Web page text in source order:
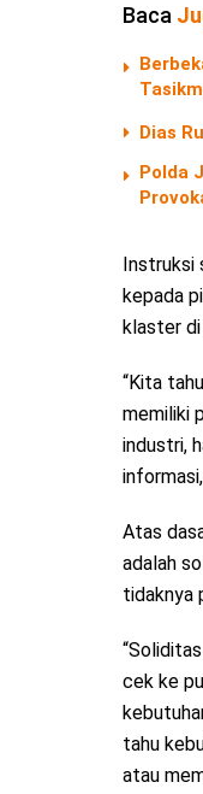
Baca
Dias
Polda
Instruksi
kepada
klaster
“Kita
memiliki
industri,
Atas
adalah
tidaknya
cek ke
tahu
atau